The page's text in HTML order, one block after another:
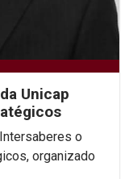
Unicap
o
organizado